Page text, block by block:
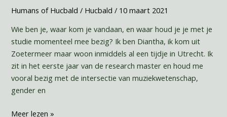
Humans of Hucbald / Hucbald/ 10 maart 2021
Wie ben je, waar kom je vandaan, en waar houd je je met je
studie momenteel mee bezig? Ik ben Diantha, ik kom uit
Zoetermeer maar woon inmiddels al een tijdje in Utrecht. Ik
zit in het eerste jaar van de research master en houd me
vooral bezig met de intersectie van muziekwetenschap,
gender en
Meer lezen »